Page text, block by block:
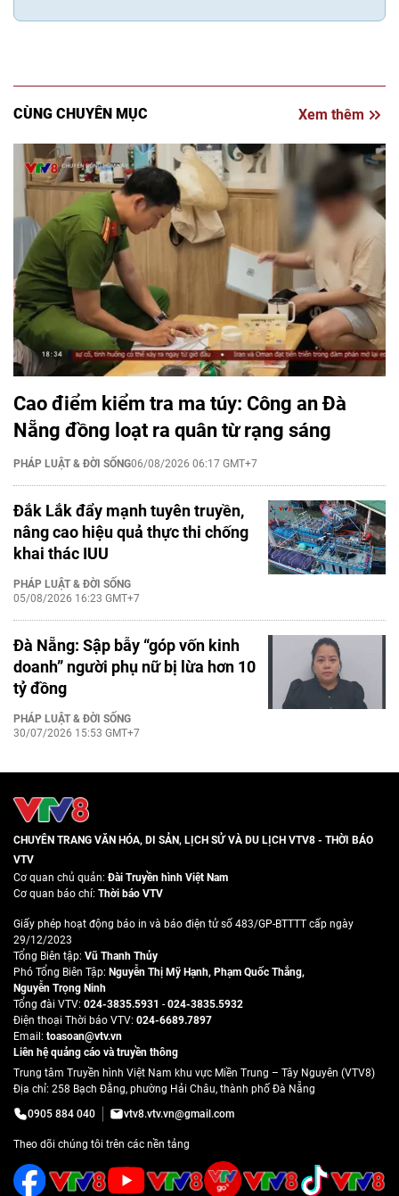
CÙNG CHUYÊN MỤC Xem thêm
Cao điểm kiểm tra ma túy: Công an Đà
Nẵng đồng loạt ra quân từ rạng sáng
PHÁP LUẬT & ĐỜI SỐNG06/08/2026 06:17 GMT+7
Đắk Lắk đẩy mạnh tuyên truyền,
nâng cao hiệu quả thực thi chống
khai thác IUU
PHÁP LUẬT & ĐỜI SỐNG
05/08/2026 16:23 GMT+7
Đà Nẵng: Sập bẫy “góp vốn kinh
doanh” người phụ nữ bị lừa hơn 10
tỷ đồng
PHÁP LUẬT & ĐỜI SỐNG
30/07/2026 15:53 GMT+7
CHUYÊN TRANG VĂN HÓA, DI SẢN, LỊCH SỬ VÀ DU LỊCH VTV8 - THỜI BÁO
VTV
Cơ quan chủ quản:Đài Truyền hình Việt Nam
Cơ quan báo chí: Thời báo VTV
Giấy phép hoạt động báo in và báo điện tử số 483/GP-BTTTT cấp ngày
29/12/2023
Tổng Biên tập: Vũ Thanh Thủy
Phó Tổng Biên Tập: Nguyễn Thị Mỹ Hạnh, Phạm Quốc Thắng,
Nguyễn Trọng Ninh
Tổng đài VTV: 024-3835.5931 - 024-3835.5932
Ðiện thoại Thời báo VTV: 024-6689.7897
Email: toasoan@vtv.vn
Liên hệ quảng cáo và truyền thông
Trung tâm Truyền hình Việt Nam khu vực Miền Trung – Tây Nguyên (VTV8)
Địa chỉ: 258 Bạch Đằng, phường Hải Châu, thành phố Đà Nẵng
0905 884 040
vtv8.vtv.vn@gmail.com
Theo dõi chúng tôi trên các nền tảng